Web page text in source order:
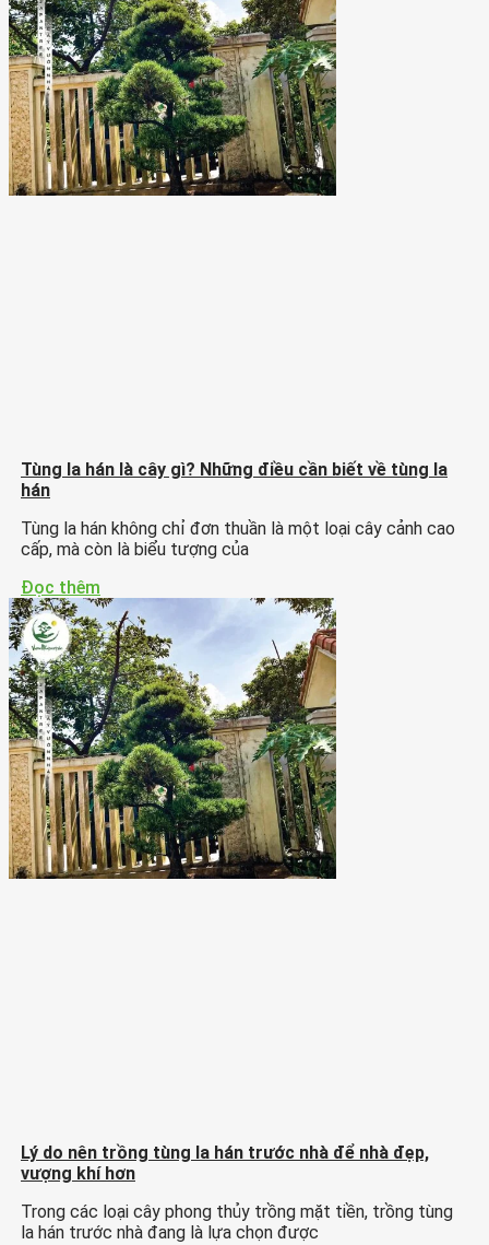
Tùng la hán là cây gì? Những điều cần biết về tùng la
hán
Tùng la hán không chỉ đơn thuần là một loại cây cảnh cao
cấp, mà còn là biểu tượng của
Đọc thêm
Lý do nên trồng tùng la hán trước nhà để nhà đẹp,
vượng khí hơn
Trong các loại cây phong thủy trồng mặt tiền, trồng tùng
la hán trước nhà đang là lựa chọn được